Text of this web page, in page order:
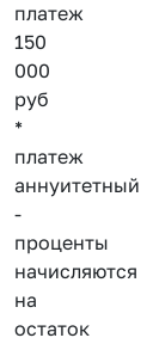
платеж
150
000
руб
*
платеж
аннуитетный
-
проценты
начисляются
на
остаток